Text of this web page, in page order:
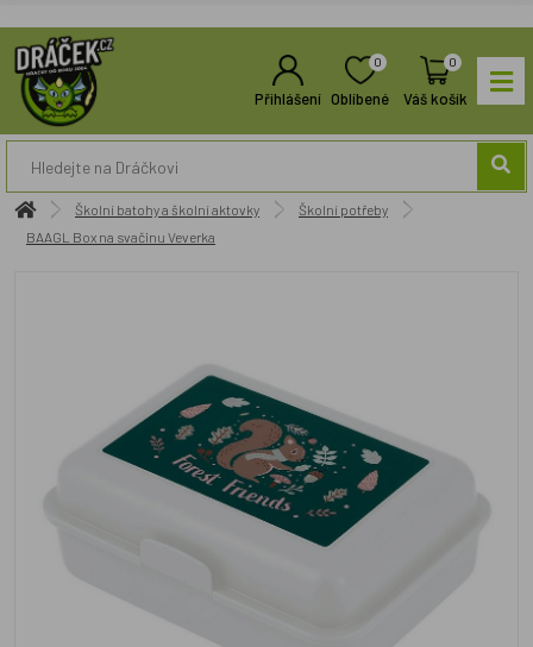
Přihlášení
0
Oblíbené
0
Váš košík
Školní batohy a školní aktovky
Školní potřeby
BAAGL Box na svačinu Veverka